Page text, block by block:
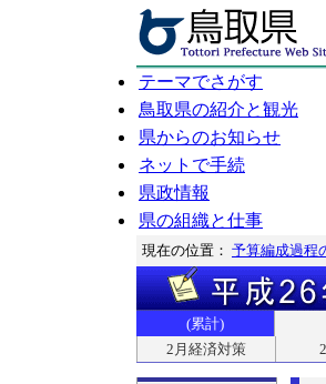
テーマでさがす
鳥取県の紹介と観光
県からのお知らせ
ネットで手続
県政情報
県の組織と仕事
現在の位置： 予算編成過程
(累計)
2月経済対策